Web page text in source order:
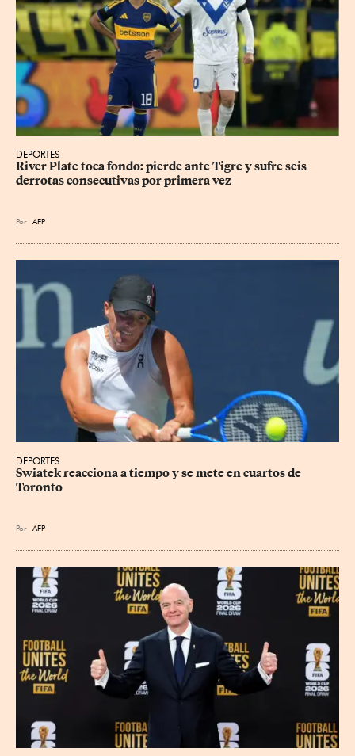
DEPORTES
River Plate toca fondo: pierde ante Tigre y sufre seis
derrotas consecutivas por primera vez
Por AFP
DEPORTES
Swiatek reacciona a tiempo y se mete en cuartos de
Toronto
Por AFP